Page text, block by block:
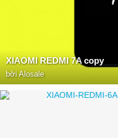
XIAOMI REDMI 7A copy
bởiAlosale